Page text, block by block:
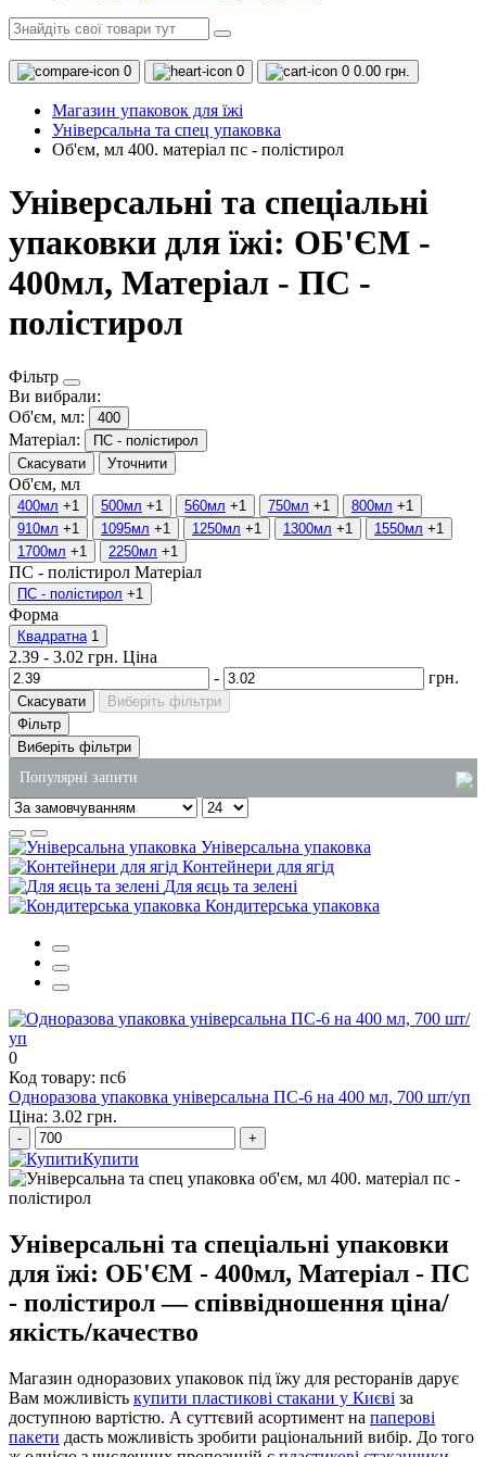
0 0 0 0.00 грн.
Магазин упаковок для їжі
Універсальна та спец упаковка
Об'єм, мл 400. матеріал пс - полістирол
Універсальні та спеціальні
упаковки для їжі: ОБ'ЄМ -
400мл, Матеріал - ПС -
полістирол
Фільтр
Ви вибрали:
Об'єм, мл:
400
Матеріал:
ПС - полістирол
Скасувати
Уточнити
Об'єм, мл
400мл +1 500мл +1 560мл +1 750мл +1 800мл +1
910мл +1 1095мл +1 1250мл +1 1300мл +1 1550мл +1
1700мл +1 2250мл +1
ПС - полістирол Матеріал
ПС - полістирол +1
Форма
Квадратна 1
2.39 - 3.02 грн. Ціна
-
грн.
Скасувати
Виберіть фільтри
Фільтр
Виберіть фільтри
Популярні запити
коробки для локшини вок купити
купити крафтові пакети
купити серветки київ
упаковка для салатів паперова
купити упаковку для ролів
Універсальна упаковка
Контейнери для ягід
Для яєць та зелені
Кондитерська упаковка
0
Код товару: пс6
Одноразова упаковка універсальна ПС-6 на 400 мл, 700 шт/уп
Ціна: 3.02 грн.
- +
Купити
Універсальні та спеціальні упаковки
для їжі: ОБ'ЄМ - 400мл, Матеріал - ПС
- полістирол — співвідношення ціна/
якість/качество
Магазин одноразових упаковок під їжу для ресторанів дарує
Вам можливість купити пластикові стакани у Києві за
доступною вартістю. А суттєвий асортимент на паперові
пакети дасть можливість зробити раціональний вибір. До того